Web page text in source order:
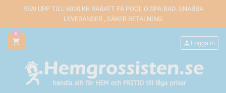
REA! UPP TILL 6000 KR RABATT PÅ POOL O SPA-BAD. SNABBA
LEVERANSER , SÄKER BETALNING
shopping_cart
0
person Logga in